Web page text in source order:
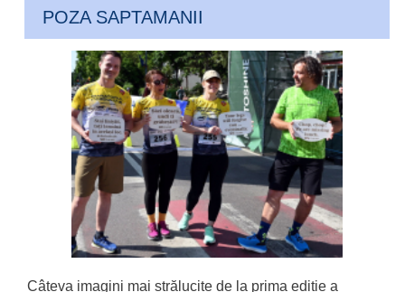
POZA SAPTAMANII
Câteva imagini mai strălucite de la prima ediție a